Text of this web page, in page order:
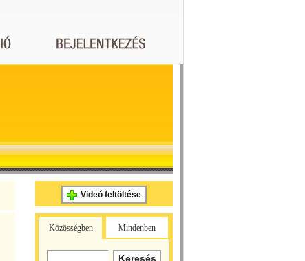
Videó feltöltése
Közösségben Mindenben